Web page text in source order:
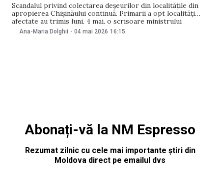
Scandalul privind colectarea deșeurilor din localitățile din
apropierea Chișinăului continuă. Primarii a opt localități
afectate au trimis luni, 4 mai, o scrisoare ministrului
Mediului, Gheorghe Hajder, în care solicită autorizarea unui
spațiu alternativ de depozitare a deșeurilor în zonă, după ce
Ana-Maria Dolghii - 04 mai 2026 16:15
Abonați-vă la NM Espresso
Rezumat zilnic cu cele mai importante știri din
Moldova direct pe emailul dvs